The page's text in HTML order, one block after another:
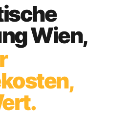
Wien,